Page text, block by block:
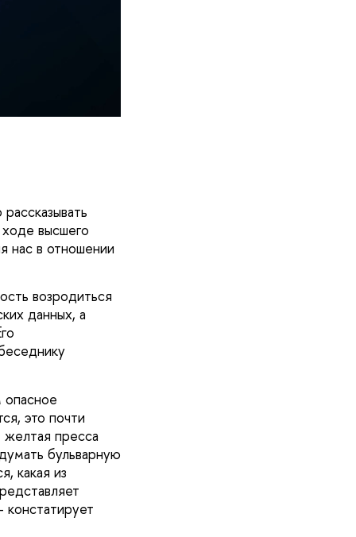
высшего
нас в отношении
возродиться
данных, а
это почти
пресса
бульварную
какая из